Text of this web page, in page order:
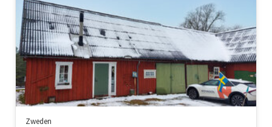
Zweden